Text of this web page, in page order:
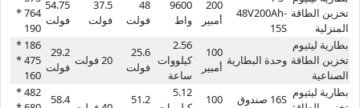
تخزين الطاقة
المنزلية
48V200Ah-
15S
200
أمبير
9600
واط
48
فولت
37.5
فولت
54.75
فولت
764 *
190
بطارية ليثيوم
تخزين الطاقة
الصناعية
وحدة البطارية
100
أمبير
2.56
كيلووات
ساعة
25.6
فولت
20 فولت
29.2
فولت
186 *
475 *
160
بطارية ليثيوم
16S صندوق
100
5.12
51.2
58.4
482 *